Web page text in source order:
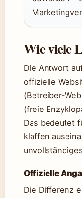
Wie viele
Die Antwort
offizielle
(Betreiber-
(freie
Das bedeutet
klaffen
Offizielle
Die Differenz